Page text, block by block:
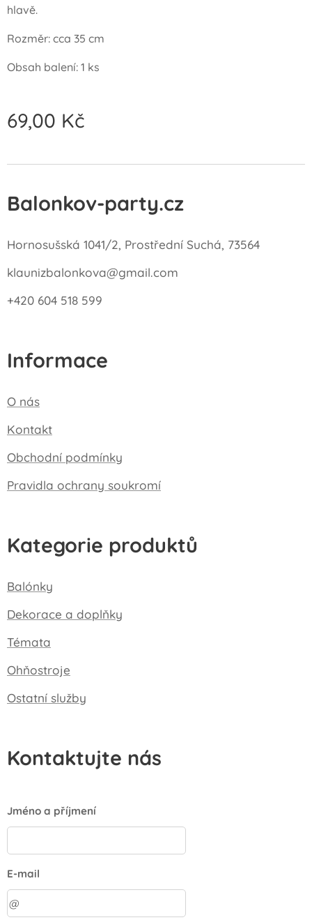
hlavě.
Rozměr: cca 35 cm
Obsah balení: 1 ks
69,00 Kč
Balonkov-party.cz
Hornosušská 1041/2, Prostřední Suchá, 73564
klaunizbalonkova@gmail.com
+420 604 518 599
Informace
O nás
Kontakt
Obchodní podmínky
Pravidla ochrany soukromí
Kategorie produktů
Balónky
Dekorace a doplňky
Témata
Ohňostroje
Ostatní služby
Kontaktujte nás
Jméno a příjmení
E-mail